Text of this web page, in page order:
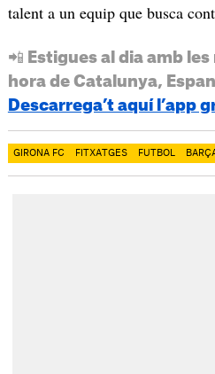
talent a un equip que busca
📲 Estigues al dia amb
hora de Catalunya,
Descarrega’t aquí l’app
GIRONA FC FITXATGES FUTBOL